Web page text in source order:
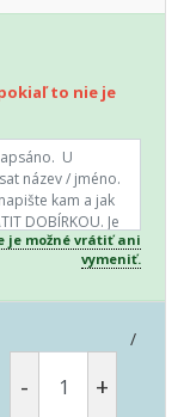
to nie je
je možné vrátiť ani
vymeniť.
/
- +